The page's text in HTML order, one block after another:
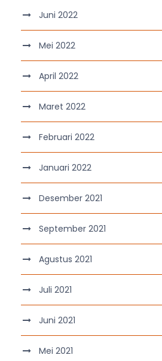
Juni 2022
Mei 2022
April 2022
Maret 2022
Februari 2022
Januari 2022
Desember 2021
September 2021
Agustus 2021
Juli 2021
Juni 2021
Mei 2021